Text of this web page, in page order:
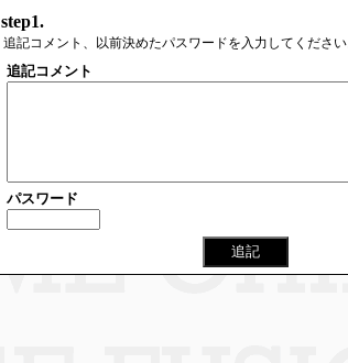
step1.
追記コメント、以前決めたパスワードを入力してください
追記コメント
パスワード
追記